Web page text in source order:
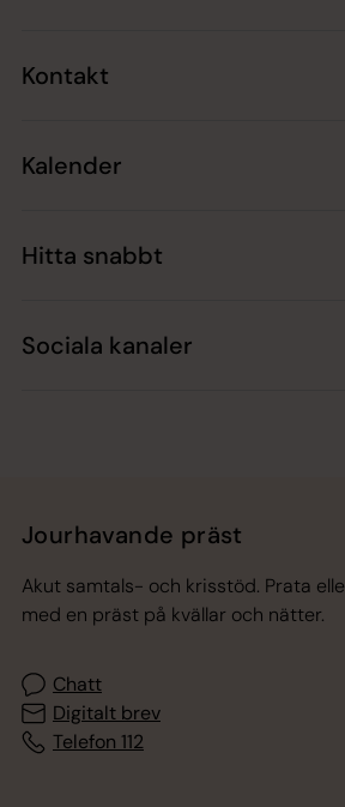
Kontakt
Kalender
Hitta snabbt
Sociala kanaler
Jourhavande präst
Akut samtals- och krisstöd. Prata
med en präst på kvällar och nätter.
Chatt
Digitalt brev
Telefon 112